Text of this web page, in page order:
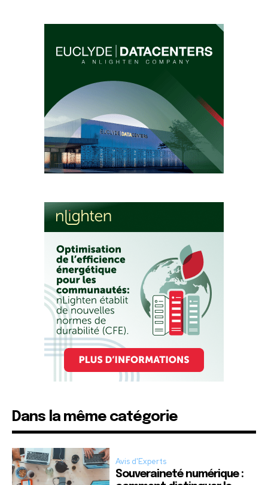
Dans la même catégorie
Avis d'Experts
Souveraineté numérique :